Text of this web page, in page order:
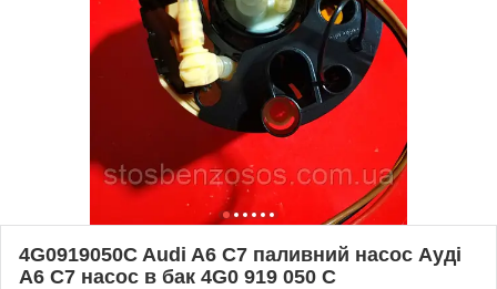
4G0919050C Audi A6 C7 паливний насос Ауді
А6 С7 насос в бак 4G0 919 050 C